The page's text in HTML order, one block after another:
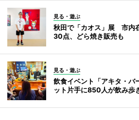
見る・遊ぶ
秋田で「カオス」展 市内
30点、どら焼き販売も
見る・遊ぶ
飲食イベント「アキタ・
ット片手に850人が飲み歩